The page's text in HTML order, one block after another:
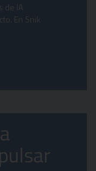
de IA
En Snik